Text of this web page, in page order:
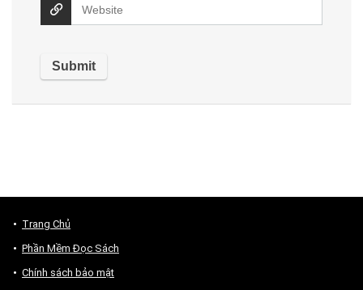
Trang Chủ
Phần Mềm Đọc Sách
Chính sách bảo mật